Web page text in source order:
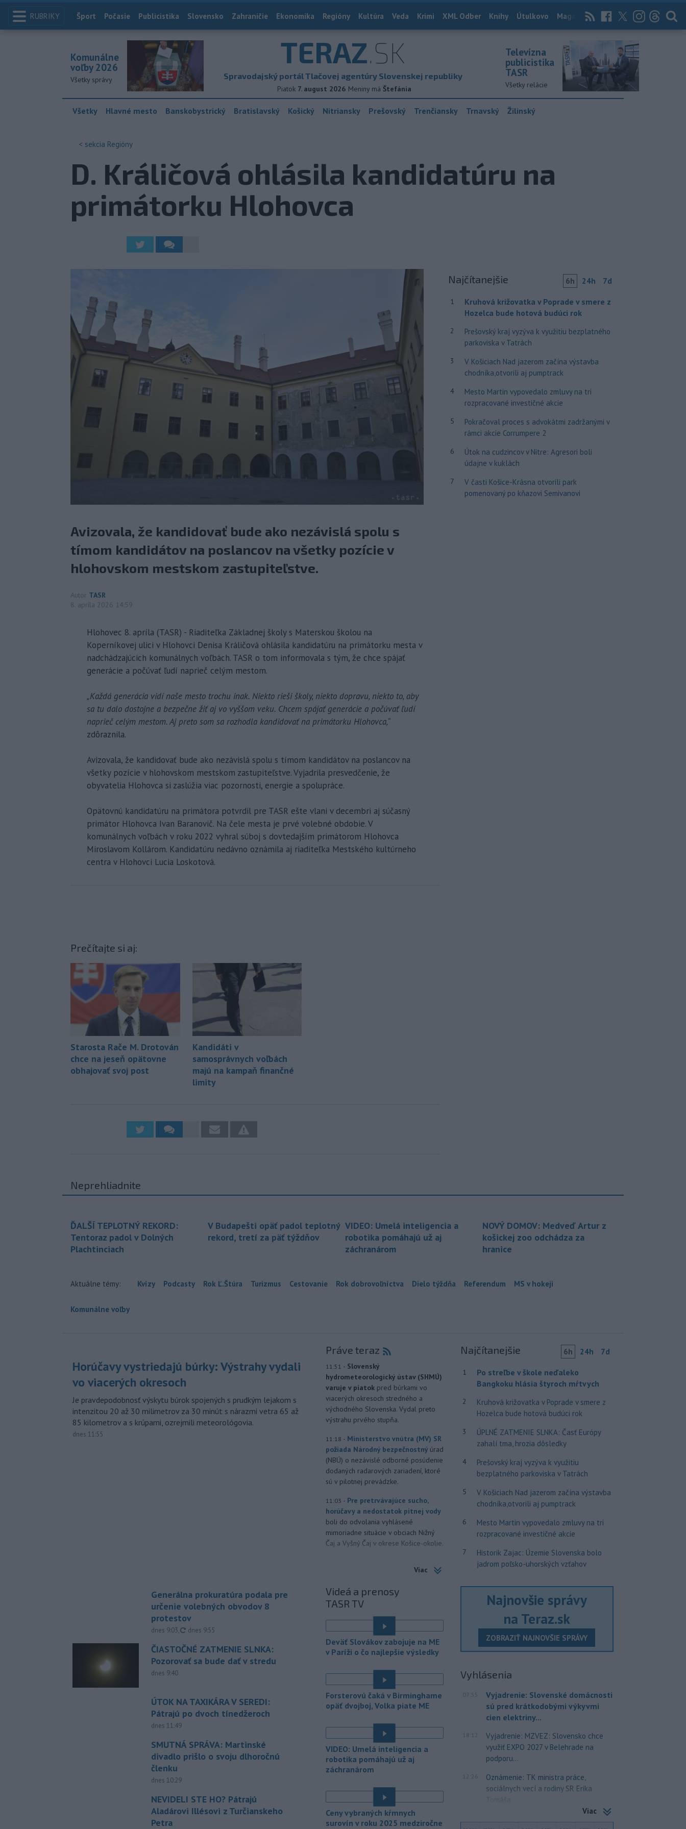
RUBRIKY Index
Šport Počasie Publicistika Slovensko Zahraničie Ekonomika Regióny Kultúra Veda Krimi XML Odber Knihy Útulkovo Magazín News Now Archív
TERAZ.SK
Spravodajský portál Tlačovej agentúry Slovenskej republiky
Piatok 7. august 2026 Meniny má Štefánia
Komunálne
voľby 2026
Všetky správy
Televízna
publicistika
TASR
Všetky relácie
Všetky Hlavné mesto Banskobystrický Bratislavský Košický Nitriansky Prešovský Trenčiansky Trnavský Žilinský
< sekcia Regióny
D. Králičová ohlásila kandidatúru na
primátorku Hlohovca
Avizovala, že kandidovať bude ako nezávislá spolu s
tímom kandidátov na poslancov na všetky pozície v
hlohovskom mestskom zastupiteľstve.
Autor TASR
8. apríla 2026 14:59
Hlohovec 8. apríla (TASR) - Riaditeľka Základnej školy s Materskou školou na
Koperníkovej ulici v Hlohovci Denisa Králičová ohlásila kandidatúru na primátorku mesta v
nadchádzajúcich komunálnych voľbách. TASR o tom informovala s tým, že chce spájať
generácie a počúvať ľudí naprieč celým mestom.
„Každá generácia vidí naše mesto trochu inak. Niekto rieši školy, niekto dopravu, niekto to, aby
sa tu dalo dostojne a bezpečne žiť aj vo vyššom veku. Chcem spájať generácie a počúvať ľudí
naprieč celým mestom. Aj preto som sa rozhodla kandidovať na primátorku Hlohovca,“
zdôraznila.
Avizovala, že kandidovať bude ako nezávislá spolu s tímom kandidátov na poslancov na
všetky pozície v hlohovskom mestskom zastupiteľstve. Vyjadrila presvedčenie, že
obyvatelia Hlohovca si zaslúžia viac pozornosti, energie a spolupráce.
Opätovnú kandidatúru na primátora potvrdil pre TASR ešte vlani v decembri aj súčasný
primátor Hlohovca Ivan Baranovič. Na čele mesta je prvé volebné obdobie. V
komunálnych voľbách v roku 2022 vyhral súboj s dovtedajším primátorom Hlohovca
Miroslavom Kollárom. Kandidatúru nedávno oznámila aj riaditeľka Mestského kultúrneho
centra v Hlohovci Lucia Loskotová.
Prečítajte si aj:
Starosta Rače M. Drotován
chce na jeseň opätovne
obhajovať svoj post
Kandidáti v
samosprávnych voľbách
majú na kampaň finančné
limity
Najčítanejšie 6h 24h 7d
1
Kruhová križovatka v Poprade v smere z
Hozelca bude hotová budúci rok
2
Prešovský kraj vyzýva k využitiu bezplatného
parkoviska v Tatrách
3
V Košiciach Nad jazerom začína výstavba
chodníka,otvorili aj pumptrack
4
Mesto Martin vypovedalo zmluvy na tri
rozpracované investičné akcie
5
Pokračoval proces s advokátmi zadržanými v
rámci akcie Corrumpere 2
6
Útok na cudzincov v Nitre: Agresori boli
údajne v kuklách
7
V časti Košice-Krásna otvorili park
pomenovaný po kňazovi Semivanovi
Neprehliadnite
ĎALŠÍ TEPLOTNÝ REKORD:
Tentoraz padol v Dolných
Plachtinciach
V Budapešti opäť padol teplotný
rekord, tretí za päť týždňov
VIDEO: Umelá inteligencia a
robotika pomáhajú už aj
záchranárom
NOVÝ DOMOV: Medveď Artur z
košickej zoo odchádza za
hranice
Aktuálne témy: Kvízy Podcasty Rok Ľ.Štúra Turizmus Cestovanie Rok dobrovoľníctva Dielo týždňa Referendum MS v hokeji
Komunálne voľby
Horúčavy vystriedajú búrky: Výstrahy vydali
vo viacerých okresoch
Je pravdepodobnosť výskytu búrok spojených s prudkým lejakom s
intenzitou 20 až 30 milimetrov za 30 minút s nárazmi vetra 65 až
85 kilometrov a s krúpami, ozrejmili meteorológovia.
dnes 11:55
Generálna prokuratúra podala pre
určenie volebných obvodov 8
protestov
dnes 9:03, aktualizované
dnes 9:55
ČIASTOČNÉ ZATMENIE SLNKA:
Pozorovať sa bude dať v stredu
dnes 9:40
ÚTOK NA TAXIKÁRA V SEREDI:
Pátrajú po dvoch tínedžeroch
dnes 11:49
SMUTNÁ SPRÁVA: Martinské
divadlo prišlo o svoju dlhoročnú
členku
dnes 10:29
NEVIDELI STE HO? Pátrajú
Aladárovi Illésovi z Turčianskeho
Petra
Práve teraz
11:51 - Slovenský
hydrometeorologický ústav (SHMÚ)
varuje v piatok pred búrkami vo
viacerých okresoch stredného a
východného Slovenska. Vydal preto
výstrahu prvého stupňa.
11:18 - Ministerstvo vnútra (MV) SR
požiada Národný bezpečnostný úrad
(NBÚ) o nezávislé odborné posúdenie
dodaných radarových zariadení, ktoré
sú v pilotnej prevádzke.
11:03 - Pre pretrvávajúce sucho,
horúčavy a nedostatok pitnej vody
boli do odvolania vyhlásené
mimoriadne situácie v obciach Nižný
Čaj a Vyšný Čaj v okrese Košice-okolie.
do ukončenia premávky bude z
Lovestream na starom letisku v
bratislavských Vajnoroch upravená
organizácia MHD v oblasti Vajnôr.
- Slovenský futbalista Lukáš
Haraslín môže v najbližšom období
zmeniť klubovú adresu. O 30-ročného
portálu isport.cz zaujíma
saudskoarabský Al-Fateh.
10:23
Vo veku 94 rokov zomrela 29.
členka Slovenského komorného
divadla (SKD) v Martine Helena
Sudická.
10:15 - Národná diaľničná
mostného záveru na ľavej strane
mosta Lanfranconi, ktorý je súčasťou
bratislavskej diaľnice D2.
Viac
Videá a prenosy
TASR TV
Deväť Slovákov zabojuje na ME
v Paríži o čo najlepšie výsledky
Forsterovú čaká v Birminghame
opäť dvojboj, Volka piate ME
VIDEO: Umelá inteligencia a
robotika pomáhajú už aj
záchranárom
Ceny vybraných kŕmnych
surovín v roku 2025 medziročne
Najčítanejšie 6h 24h 7d
1
Po streľbe v škole neďaleko
Bangkoku hlásia štyroch mŕtvych
2
Kruhová križovatka v Poprade v smere z
Hozelca bude hotová budúci rok
3
ÚPLNÉ ZATMENIE SLNKA: Časť Európy
zahalí tma, hrozia dôsledky
4
Prešovský kraj vyzýva k využitiu
bezplatného parkoviska v Tatrách
5
V Košiciach Nad jazerom začína výstavba
chodníka,otvorili aj pumptrack
6
Mesto Martin vypovedalo zmluvy na tri
rozpracované investičné akcie
7
Historik Zajac: Územie Slovenska bolo
jadrom poľsko-uhorských vzťahov
Najnovšie správy
na Teraz.sk
ZOBRAZIŤ NAJNOVŠIE SPRÁVY
Vyhlásenia
07:55
Vyjadrenie: Slovenské domácnosti
sú pred krátkodobými výkyvmi
cien elektriny...
18:12
Vyjadrenie: MZVEZ: Slovensko chce
využiť EXPO 2027 v Belehrade na
podporu...
12:26
Oznámenie: TK ministra práce,
sociálnych vecí a rodiny SR Erika
Tomáša
Viac